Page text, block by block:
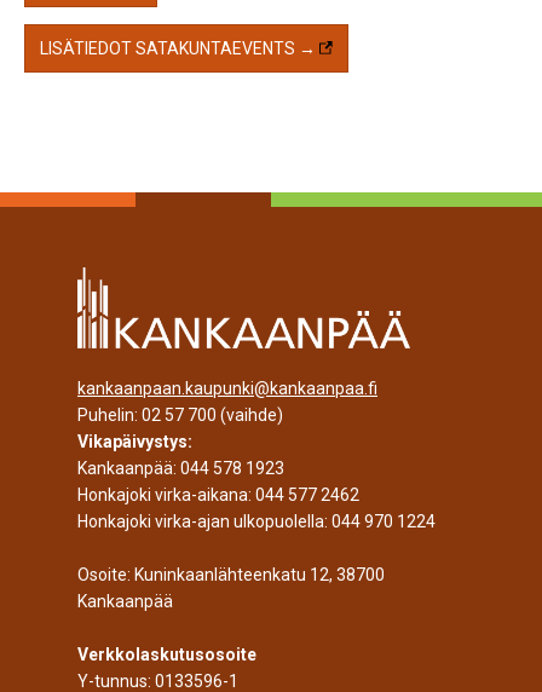
LISÄTIEDOT SATAKUNTAEVENTS →
kankaanpaan.kaupunki@kankaanpaa.fi
Puhelin: 02 57 700 (vaihde)
Vikapäivystys:
Kankaanpää: 044 578 1923
Honkajoki virka-aikana: 044 577 2462
Honkajoki virka-ajan ulkopuolella: 044 970 1224
Osoite: Kuninkaanlähteenkatu 12, 38700
Kankaanpää
Verkkolaskutusosoite
Y-tunnus: 0133596-1